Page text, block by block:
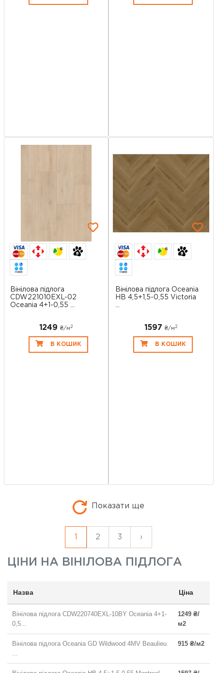
6
Вінілова підлога
CDW221010EXL-02
Oceania 4+1-0,55 ...
1249 ₴/м 2
В КОШИК
6
Вінілова підлога Oceania
HB 4,5+1,5-0,55 Victoria
1597 ₴/м 2
В КОШИК
Показати ще
2 3 ›
ЦІНИ НА ВІНІЛОВА ПІДЛОГА
Назва Ціна
Вінілова підлога CDW220740EXL-10BY Oceania 4+1-
0,5...
1249 ₴/
м2
Вінілова підлога Oceania GD Wildwood 4MV Beaulieu
...
915 ₴/м2